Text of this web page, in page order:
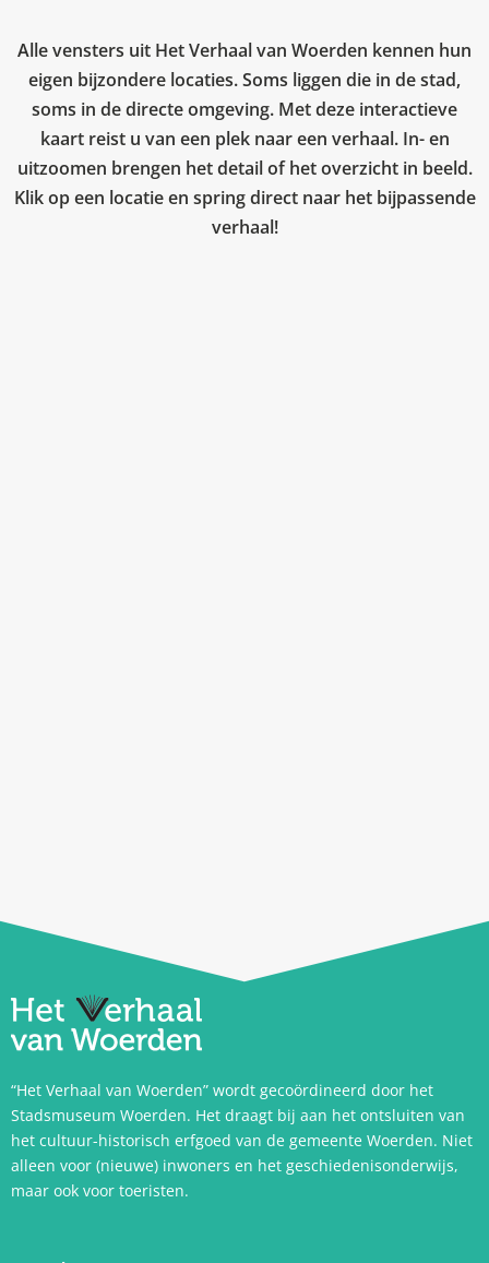
Alle vensters uit Het Verhaal van Woerden kennen hun
eigen bijzondere locaties. Soms liggen die in de stad,
soms in de directe omgeving. Met deze interactieve
kaart reist u van een plek naar een verhaal. In- en
uitzoomen brengen het detail of het overzicht in beeld.
Klik op een locatie en spring direct naar het bijpassende
verhaal!
“Het Verhaal van Woerden” wordt gecoördineerd door het
Stadsmuseum Woerden. Het draagt bij aan het ontsluiten van
het cultuur-historisch erfgoed van de gemeente Woerden. Niet
alleen voor (nieuwe) inwoners en het geschiedenisonderwijs,
maar ook voor toeristen.